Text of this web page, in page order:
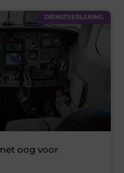
DIENSTVERLENING
oog voor